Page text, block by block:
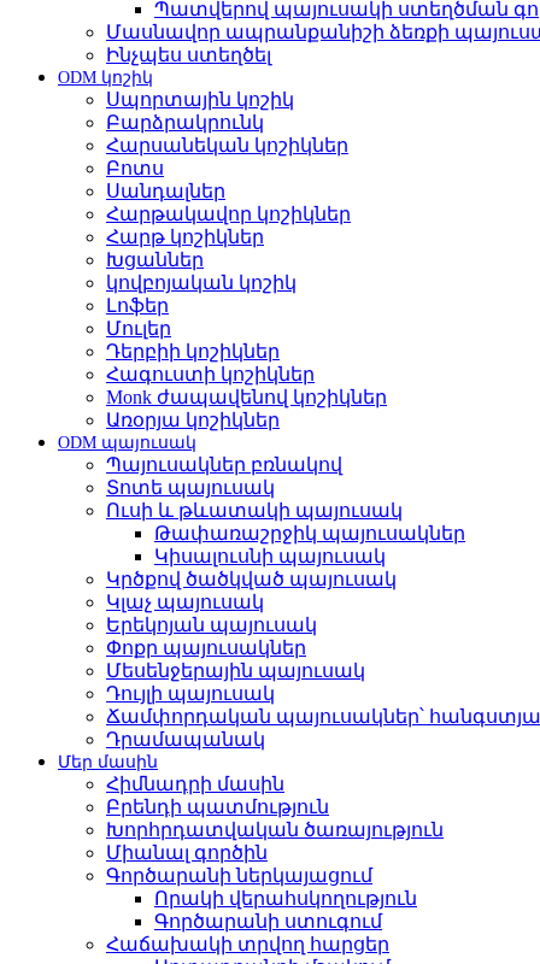
Պատվերով պայուսակի ստեղծման
Մասնավոր ապրանքանիշի ձեռքի
Ինչպես ստեղծել
ODM կոշիկ
Սպորտային կոշիկ
Բարձրակրունկ
Հարսանեկան կոշիկներ
Բոտս
Սանդալներ
Հարթակավոր կոշիկներ
Հարթ կոշիկներ
Խցաններ
կովբոյական կոշիկ
Լոֆեր
Մուլեր
Դերբիի կոշիկներ
Հագուստի կոշիկներ
Monk ժապավենով կոշիկներ
Առօրյա կոշիկներ
ODM պայուսակ
Պայուսակներ բռնակով
Տոտե պայուսակ
Ուսի և թևատակի պայուսակ
Թափառաշրջիկ պայուսակներ
Կիսալուսնի պայուսակ
Կրծքով ծածկված պայուսակ
Կլաչ պայուսակ
Երեկոյան պայուսակ
Փոքր պայուսակներ
Մեսենջերային պայուսակ
Դույլի պայուսակ
Ճամփորդական պայուսակներ՝
Դրամապանակ
Մեր մասին
Հիմնադրի մասին
Բրենդի պատմություն
Խորհրդատվական ծառայություն
Միանալ գործին
Գործարանի ներկայացում
Որակի վերահսկողություն
Գործարանի ստուգում
Հաճախակի տրվող հարցեր